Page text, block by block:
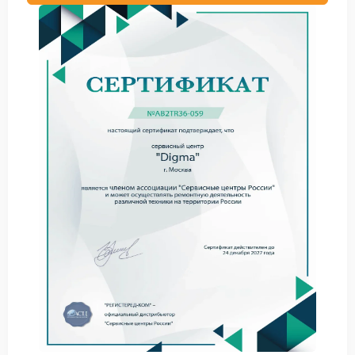
Техника данного бренда отличается
функциональностью, но при интенсивной
эксплуатации возможны определенные поломки.
Наш сервис-центр регулярно выполняет:
восстановление питания планшетов и ноутбуков;
замену разбитых дисплеев и сенсорных экранов;
ремонт разъемов зарядки и USB-портов;
устранение проблем с операционной системой и
загрузкой устройства;
восстановление после попадания влаги;
устранение перегрева и зависаний.
Каждое обращение начинается с точной
информацию о причине неисправности и сроках
восстановления. Работаем с планшетами,
ноутбуками, моноблоками и другими устройствами
Почему выбирают наш сервис
Digma